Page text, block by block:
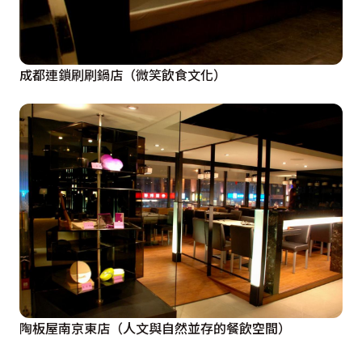
成都連鎖刷刷鍋店（微笑飲食文化）
陶板屋南京東店（人文與自然並存的餐飲空間）